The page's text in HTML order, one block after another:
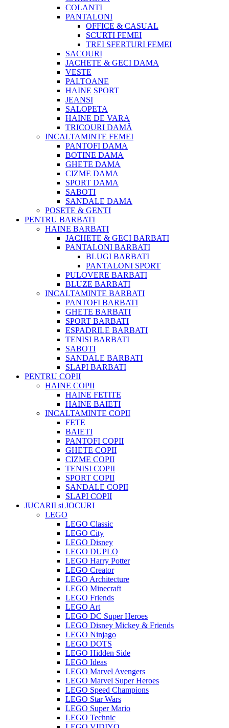
COLANTI
PANTALONI
OFFICE & CASUAL
SCURTI FEMEI
TREI SFERTURI FEMEI
SACOURI
JACHETE & GECI DAMA
VESTE
PALTOANE
HAINE SPORT
JEANSI
SALOPETA
HAINE DE VARA
TRICOURI DAMĂ
INCALTAMINTE FEMEI
PANTOFI DAMA
BOTINE DAMA
GHETE DAMA
CIZME DAMA
SPORT DAMA
SABOTI
SANDALE DAMA
POSETE & GENTI
PENTRU BARBATI
HAINE BARBATI
JACHETE & GECI BARBATI
PANTALONI BARBATI
BLUGI BARBATI
PANTALONI SPORT
PULOVERE BARBATI
BLUZE BARBATI
INCALTAMINTE BARBATI
PANTOFI BARBATI
GHETE BARBATI
SPORT BARBATI
ESPADRILE BARBATI
TENISI BARBATI
SABOTI
SANDALE BARBATI
SLAPI BARBATI
PENTRU COPII
HAINE COPII
HAINE FETITE
HAINE BAIETI
INCALTAMINTE COPII
FETE
BAIETI
PANTOFI COPII
GHETE COPII
CIZME COPII
TENISI COPII
SPORT COPII
SANDALE COPII
SLAPI COPII
JUCARII si JOCURI
LEGO
LEGO Classic
LEGO City
LEGO Disney
LEGO DUPLO
LEGO Harry Potter
LEGO Creator
LEGO Architecture
LEGO Minecraft
LEGO Friends
LEGO Art
LEGO DC Super Heroes
LEGO Disney Mickey & Friends
LEGO Ninjago
LEGO DOTS
LEGO Hidden Side
LEGO Ideas
LEGO Marvel Avengers
LEGO Marvel Super Heroes
LEGO Speed Champions
LEGO Star Wars
LEGO Super Mario
LEGO Technic